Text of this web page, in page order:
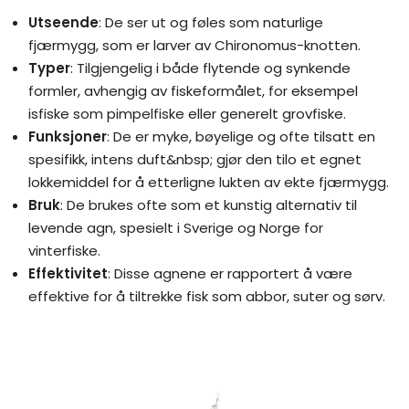
Utseende: De ser ut og føles som naturlige
fjærmygg, som er larver av Chironomus-knotten.
Typer: Tilgjengelig i både flytende og synkende
formler, avhengig av fiskeformålet, for eksempel
isfiske som pimpelfiske eller generelt grovfiske.
Funksjoner: De er myke, bøyelige og ofte tilsatt en
spesifikk, intens duft&nbsp; gjør den tilo et egnet
lokkemiddel for å etterligne lukten av ekte fjærmygg.
Bruk: De brukes ofte som et kunstig alternativ til
levende agn, spesielt i Sverige og Norge for
vinterfiske.
Effektivitet: Disse agnene er rapportert å være
effektive for å tiltrekke fisk som abbor, suter og sørv.